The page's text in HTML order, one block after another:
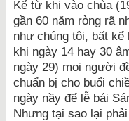
Kể từ khi vào chùa
gần 60 năm ròng rã
như chúng tôi, bất
khi ngày 14 hay 30
ngày 29) mọi người
chuẩn bị cho buổi
ngày nầy để lễ bái
Nhưng tại sao lại